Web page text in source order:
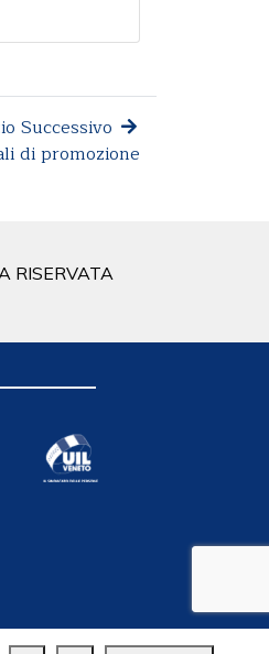
Successivo
di promozione
RISERVATA